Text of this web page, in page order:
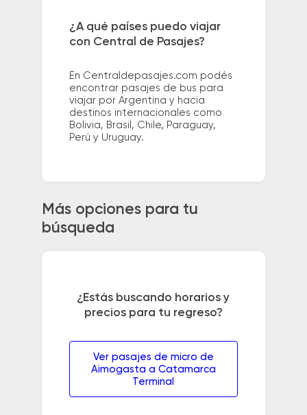
¿A qué países puedo viajar
con Central de Pasajes?
En Centraldepasajes.com podés
encontrar pasajes de bus para
viajar por Argentina y hacia
destinos internacionales como
Bolivia, Brasil, Chile, Paraguay,
Perú y Uruguay.
Más opciones para tu
búsqueda
¿Estás buscando horarios y
precios para tu regreso?
Ver pasajes de micro de
Aimogasta a Catamarca
Terminal